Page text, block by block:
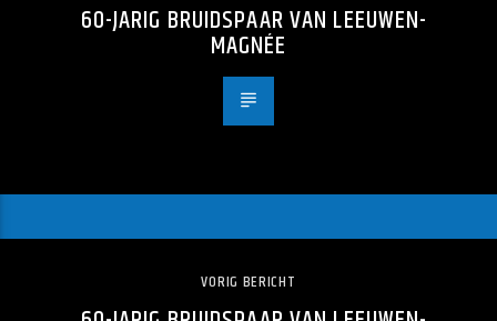
60-JARIG BRUIDSPAAR VAN LEEUWEN-
MAGNÉE
VORIG BERICHT